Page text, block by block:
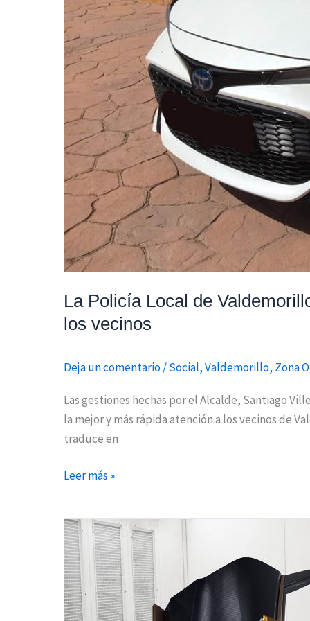
La Policía Local de
los vecinos
Deja un comentario/Social,Valdemorillo, Zona
Las gestiones hechas por el Alcalde, Santiago
la mejor y más rápida atención a los vecinos de
traduce en
un
mejor
servicio
a
vecinos
Leer más »
Hispano
Suiza
lanza
la
exclusiva